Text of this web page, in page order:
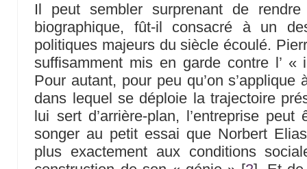
Il peut sembler surprenant de
biographique, fût-il consacré à un
politiques majeurs du siècle écoulé.
suffisamment mis en garde contre l’ «
Pour autant, pour peu qu’on s’applique
dans lequel se déploie la trajectoire
lui sert d’arrière-plan, l’entreprise
songer au petit essai que Norbert
plus exactement aux conditions